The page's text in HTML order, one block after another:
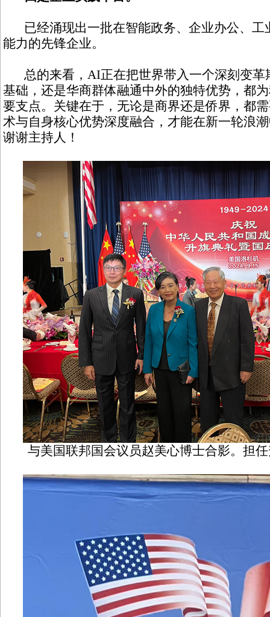
已经涌现出一批在智能政务、企业办公、工
能力的先锋企业。
总的来看，AI正在把世界带入一个深刻变革
基础，还是华商群体融通中外的独特优势，都
要支点。关键在于，无论是商界还是侨界，都
术与自身核心优势深度融合，才能在新一轮浪
谢谢主持人！
与美国联邦国会议员赵美心博士合影。担